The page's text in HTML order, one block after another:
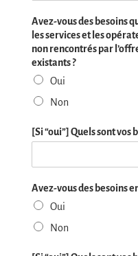
Avez-vous des besoins
les services et les
non rencontrés par
existants ?
Oui
Non
[Si “oui”] Quels sont vos
Avez-vous des besoins
Oui
Non